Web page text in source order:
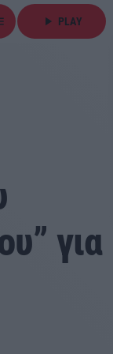
play_arrow PLAY
close
για